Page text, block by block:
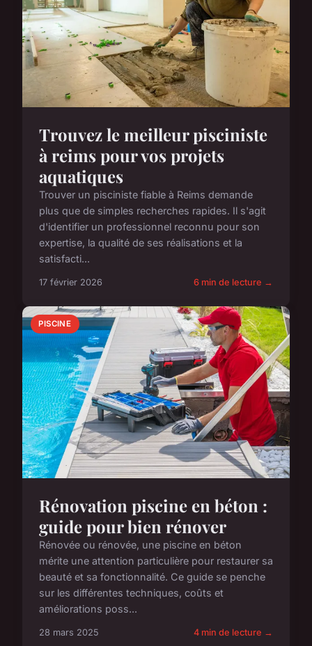
Trouvez le meilleur pisciniste
à reims pour vos projets
aquatiques
Trouver un pisciniste fiable à Reims demande
plus que de simples recherches rapides. Il s'agit
d'identifier un professionnel reconnu pour son
expertise, la qualité de ses réalisations et la
satisfacti...
17 février 2026 6 min de lecture →
PISCINE
Rénovation piscine en béton :
guide pour bien rénover
Rénovée ou rénovée, une piscine en béton
mérite une attention particulière pour restaurer sa
beauté et sa fonctionnalité. Ce guide se penche
sur les différentes techniques, coûts et
améliorations poss...
28 mars 2025 4 min de lecture →